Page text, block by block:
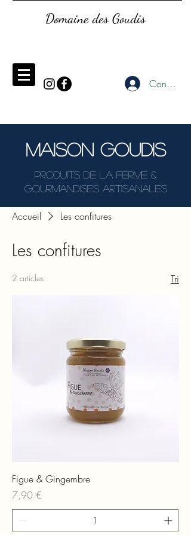
Domaine des Goudis
Connexion
MAISON GOUDIS
Produits de la Ferme &
gourmandises Artisanales
Accueil Les confitures
Les confitures
2 articles Tri
Figue & Gingembre
Prix
7,90 €